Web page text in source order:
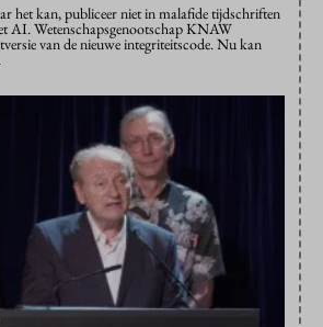
het kan, publiceer niet in malafide tijdschriften
AI. Wetenschapsgenootschap KNAW
van de nieuwe integriteitscode. Nu kan